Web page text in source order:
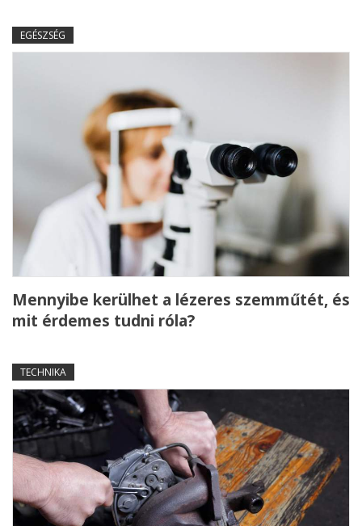
EGÉSZSÉG
Mennyibe kerülhet a lézeres szemműtét, és
mit érdemes tudni róla?
TECHNIKA